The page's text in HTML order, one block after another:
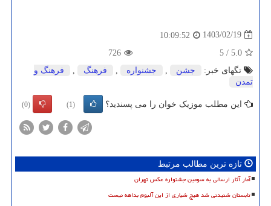
1403/02/19
10:09:52
5.0
/
5
726
تگهای خبر:
جشن , جشنواره , فرهنگ ,
فرهنگ و
تمدن
این مطلب موزیک خوان را می پسندید؟ (1)
(0)
تازه ترین مطالب مرتبط
آمار آثار ارسالی به سومین جشنواره عکس تهران
تابستان شنیدنی شد هیچ شیاری از این آلبوم بداهه نیست